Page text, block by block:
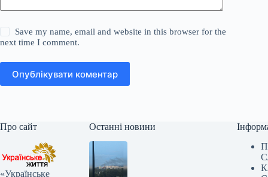
Save my name, email and website in this browser for the
next time I comment.
Опублікувати коментар
Про сайт
«Українське
Останні новини